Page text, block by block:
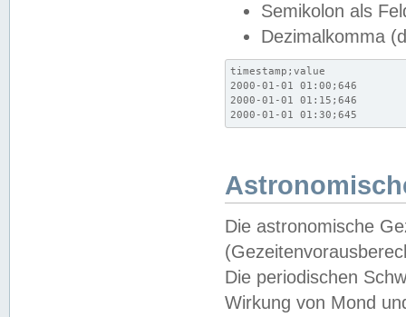
Semikolon als
Dezimalkomma
timestamp;value
2000-01-01 01:00;646
2000-01-01 01:15;646
2000-01-01 01:30;645
Die astronomische
Die periodischen
Wirkung von Mond